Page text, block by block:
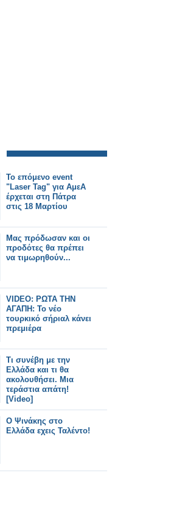
Το επόμενο event
"Laser Tag" για ΑμεΑ
έρχεται στη Πάτρα
στις 18 Μαρτίου
Μας πρόδωσαν και οι
προδότες θα πρέπει
να τιμωρηθούν...
VIDEO: ΡΩΤΑ ΤΗΝ
ΑΓΑΠΗ: Το νέο
τουρκικό σήριαλ κάνει
πρεμιέρα
Τι συνέβη με την
Ελλάδα και τι θα
ακολουθήσει. Μια
τεράστια απάτη!
[Video]
O Ψινάκης στο
Ελλάδα εχεις Ταλέντο!